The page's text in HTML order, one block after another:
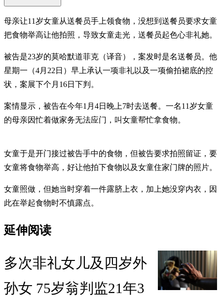
母亲让11岁女童从送餐员手上领食物，没想到送餐员要求女童
把食物举高让他拍照，导致女童走光，送餐员起色心非礼她。
被告是23岁的莫哈默道菲克（译音），案发时是名送餐员。他
星期一（4月22日）早上承认一项非礼以及一项偷拍裙底的控
状，案展下个月16日下判。
案情显示，被告在今年1月4日晚上7时去送餐。一名11岁女童
的母亲因忙着做家务无法应门，叫女童帮忙拿食物。
女童于是开门接过被告手中的食物，但被告要求拍照留证，要
女童将食物举高，好让他拍下食物以及女童住家门牌的照片。
女童照做，但她当时穿着一件露脐上衣，加上她没穿内衣，因
此在举起食物时不慎露点。
延伸阅读
多次非礼女儿及四岁外
孙女 75岁翁判监21年3